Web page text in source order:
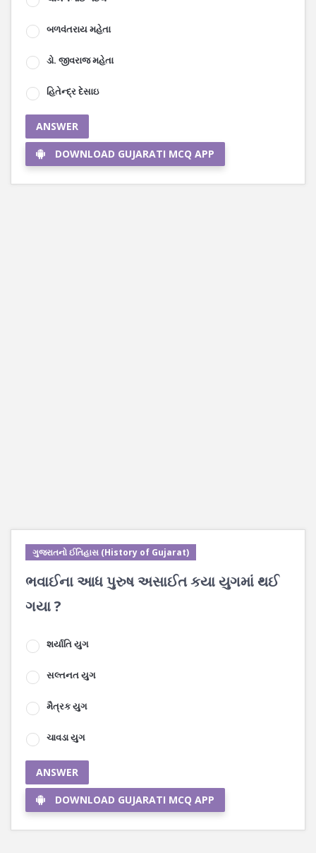
બળવંતરાય મહેતા
ડો. જીવરાજ મહેતા
હિતેન્દ્ર દેસાઇ
ANSWER
DOWNLOAD GUJARATI MCQ APP
ગુજરાતનો ઈતિહાસ (History of Gujarat)
ભવાઈના આધ પુરુષ અસાઈત કયા યુગમાં થઈ
ગયા ?
શર્યાતિ યુગ
સલ્તનત યુગ
મૈત્રક યુગ
ચાવડા યુગ
ANSWER
DOWNLOAD GUJARATI MCQ APP